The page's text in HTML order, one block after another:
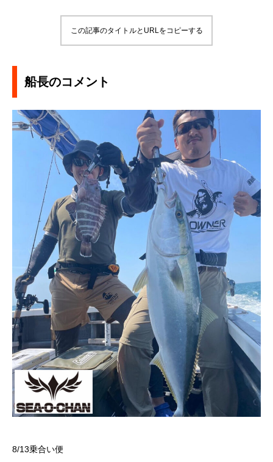
この記事のタイトルとURLをコピーする
船長のコメント
8/13乗合い便